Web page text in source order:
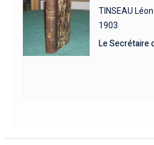
TINSEAU
1903
Le Secrétaire